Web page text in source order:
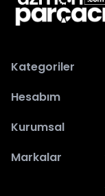
Kategoriler
Hesabım
Kurumsal
Markalar